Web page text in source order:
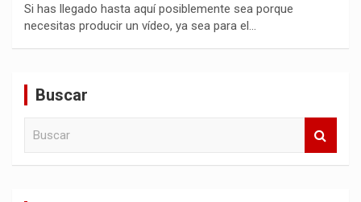
Si has llegado hasta aquí posiblemente sea porque
necesitas producir un vídeo, ya sea para el…
Buscar